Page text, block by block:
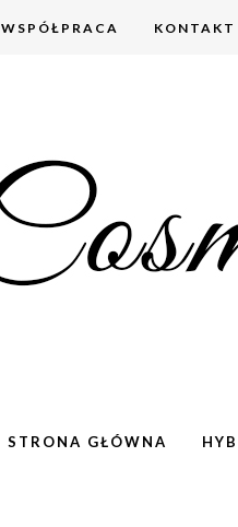
WSPÓŁPRACA KONTAKT
STRONA GŁÓWNA